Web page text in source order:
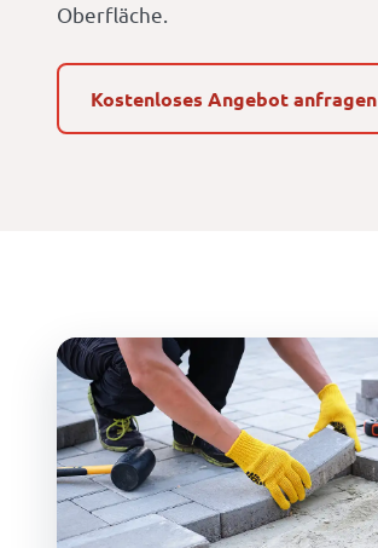
Oberfläche.
Kostenloses Angebot anfragen